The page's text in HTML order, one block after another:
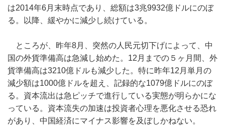
は2014年6月末時点であり、総額は3兆9932億ドルにのぼ
る。以降、緩やかに減少し続けている。
ところが、昨年8月、突然の人民元切下げによって、中
国の外貨準備高は急減し始めた。12月までの５ヶ月間、外
貨準備高は3210億ドルも減少した。特に昨年12月単月の
減少額は1000億ドルを超え、記録的な1079億ドルにのぼ
る。資本流出は急ピッチで進行している実態が明らかにな
っている。資本流失の加速は投資者心理を悪化させる恐れ
があり、中国経済にマイナス影響を及ぼしかねない。